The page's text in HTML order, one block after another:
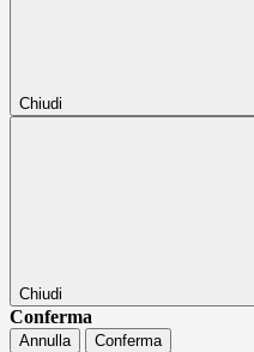
Chiudi
Chiudi
Conferma
Annulla Conferma